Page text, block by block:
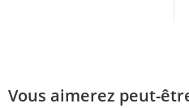
Vous aimerez peut-